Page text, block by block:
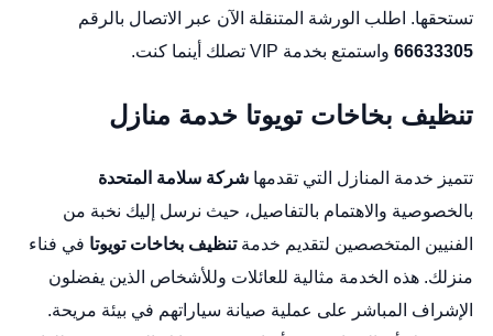
تستحقها. اطلب الورشة المتنقلة الآن عبر الاتصال بالرقم
66633305واستمتع بخدمة VIP تصلك أينما كنت.
تنظيف بخاخات تويوتا خدمة منازل
تتميز خدمة المنازل التي تقدمها شركة سلامة المتحدة
بالخصوصية والاهتمام بالتفاصيل، حيث نرسل إليك نخبة من
الفنيين المتخصصين لتقديم خدمةتنظيف بخاخات تويوتا في فناء
منزلك. هذه الخدمة مثالية للعائلات وللأشخاص الذين يفضلون
الإشراف المباشر على عملية صيانة سياراتهم في بيئة مريحة.